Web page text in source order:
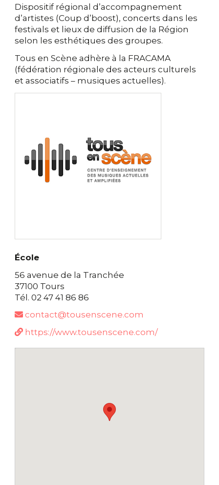
Dispositif régional d’accompagnement
d’artistes (Coup d’boost), concerts dans les
festivals et lieux de diffusion de la Région
selon les esthétiques des groupes.
Tous en Scène adhère à la FRACAMA
(fédération régionale des acteurs culturels
et associatifs – musiques actuelles).
École
56 avenue de la Tranchée
37100 Tours
Tél. 02 47 41 86 86
contact@tousenscene.com
https://www.tousenscene.com/